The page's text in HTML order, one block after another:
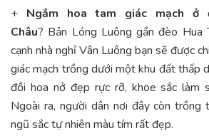
+ Ngắm hoa tam giác mạch ở
Châu? Bản Lóng Luông gần đèo Hua
cạnh nhà nghỉ Vân Luông bạn sẽ được
giác mạch trồng dưới một khu đất thấp
đồi hoa nở đẹp rực rỡ, khoe sắc làm
Ngoài ra, người dân nơi đây còn trồng
ngũ sắc tự nhiên màu tím rất đẹp.